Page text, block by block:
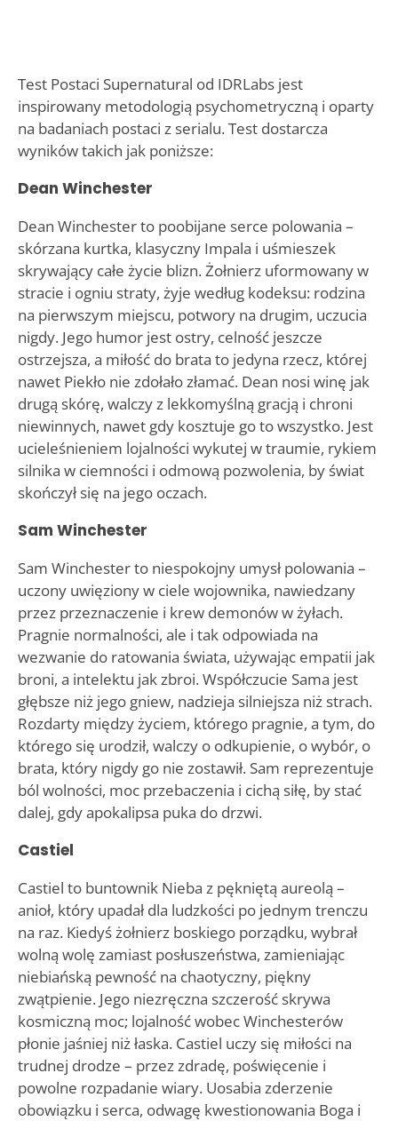
Test Postaci Supernatural od IDRLabs jest
inspirowany metodologią psychometryczną i oparty
na badaniach postaci z serialu. Test dostarcza
wyników takich jak poniższe:
Dean Winchester
Dean Winchester to poobijane serce polowania –
skórzana kurtka, klasyczny Impala i uśmieszek
skrywający całe życie blizn. Żołnierz uformowany w
stracie i ogniu straty, żyje według kodeksu: rodzina
na pierwszym miejscu, potwory na drugim, uczucia
nigdy. Jego humor jest ostry, celność jeszcze
ostrzejsza, a miłość do brata to jedyna rzecz, której
nawet Piekło nie zdołało złamać. Dean nosi winę jak
drugą skórę, walczy z lekkomyślną gracją i chroni
niewinnych, nawet gdy kosztuje go to wszystko. Jest
ucieleśnieniem lojalności wykutej w traumie, rykiem
silnika w ciemności i odmową pozwolenia, by świat
skończył się na jego oczach.
Sam Winchester
Sam Winchester to niespokojny umysł polowania –
uczony uwięziony w ciele wojownika, nawiedzany
przez przeznaczenie i krew demonów w żyłach.
Pragnie normalności, ale i tak odpowiada na
wezwanie do ratowania świata, używając empatii jak
broni, a intelektu jak zbroi. Współczucie Sama jest
głębsze niż jego gniew, nadzieja silniejsza niż strach.
Rozdarty między życiem, którego pragnie, a tym, do
którego się urodził, walczy o odkupienie, o wybór, o
brata, który nigdy go nie zostawił. Sam reprezentuje
ból wolności, moc przebaczenia i cichą siłę, by stać
dalej, gdy apokalipsa puka do drzwi.
Castiel
Castiel to buntownik Nieba z pękniętą aureolą –
anioł, który upadał dla ludzkości po jednym trenczu
na raz. Kiedyś żołnierz boskiego porządku, wybrał
wolną wolę zamiast posłuszeństwa, zamieniając
niebiańską pewność na chaotyczny, piękny
zwątpienie. Jego niezręczna szczerość skrywa
kosmiczną moc; lojalność wobec Winchesterów
płonie jaśniej niż łaska. Castiel uczy się miłości na
trudnej drodze – przez zdradę, poświęcenie i
powolne rozpadanie wiary. Uosabia zderzenie
obowiązku i serca, odwagę kwestionowania Boga i